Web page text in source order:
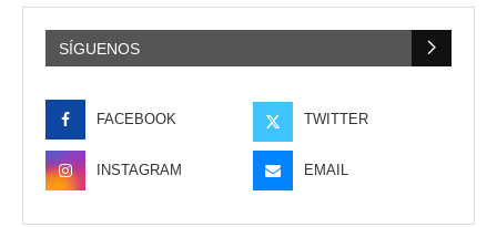
SÍGUENOS
FACEBOOK TWITTER
INSTAGRAM EMAIL